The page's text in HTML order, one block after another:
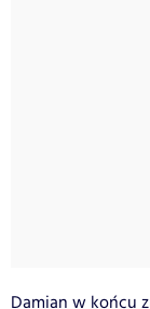
Damian w końcu